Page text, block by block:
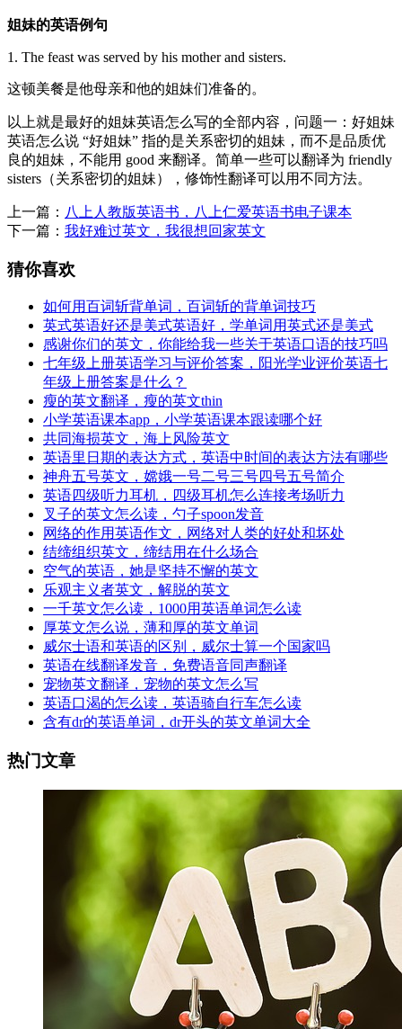
姐妹的英语例句
1. The feast was served by his mother and sisters.
这顿美餐是他母亲和他的姐妹们准备的。
以上就是最好的姐妹英语怎么写的全部内容，问题一：好姐妹
英语怎么说 “好姐妹” 指的是关系密切的姐妹，而不是品质优
良的姐妹，不能用 good 来翻译。简单一些可以翻译为 friendly
sisters（关系密切的姐妹），修饰性翻译可以用不同方法。
上一篇： 八上人教版英语书，八上仁爱英语书电子课本
下一篇： 我好难过英文，我很想回家英文
猜你喜欢
如何用百词斩背单词，百词斩的背单词技巧
英式英语好还是美式英语好，学单词用英式还是美式
感谢你们的英文，你能给我一些关于英语口语的技巧吗
七年级上册英语学习与评价答案，阳光学业评价英语七
年级上册答案是什么？
瘦的英文翻译，瘦的英文thin
小学英语课本app，小学英语课本跟读哪个好
共同海损英文，海上风险英文
英语里日期的表达方式，英语中时间的表达方法有哪些
神舟五号英文，嫦娥一号二号三号四号五号简介
英语四级听力耳机，四级耳机怎么连接考场听力
叉子的英文怎么读，勺子spoon发音
网络的作用英语作文，网络对人类的好处和坏处
结缔组织英文，缔结用在什么场合
空气的英语，她是坚持不懈的英文
乐观主义者英文，解脱的英文
一千英文怎么读，1000用英语单词怎么读
厚英文怎么说，薄和厚的英文单词
威尔士语和英语的区别，威尔士算一个国家吗
英语在线翻译发音，免费语音同声翻译
宠物英文翻译，宠物的英文怎么写
英语口渴的怎么读，英语骑自行车怎么读
含有dr的英语单词，dr开头的英文单词大全
热门文章